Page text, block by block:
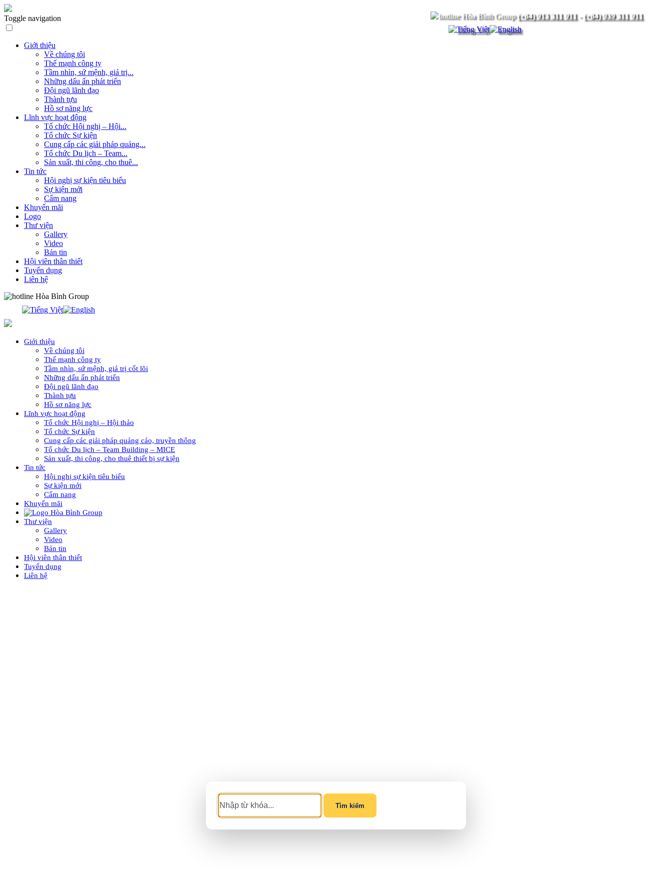
(+84) 913 311 911- (+84) 939 311 911
Toggle navigation
Giới thiệu
Về chúng tôi
Thế mạnh công ty
Tầm nhìn, sứ mệnh, giá trị...
Những dấu ấn phát triển
Đội ngũ lãnh đạo
Thành tựu
Hồ sơ năng lực
Lĩnh vực hoạt động
Tổ chức Hội nghị – Hội...
Tổ chức Sự kiện
Cung cấp các giải pháp quảng...
Tổ chức Du lịch – Team...
Sản xuất, thi công, cho thuê...
Tin tức
Hội nghị sự kiện tiêu biểu
Sự kiện mới
Cẩm nang
Khuyến mãi
Logo
Thư viện
Gallery
Video
Bản tin
Hội viên thân thiết
Tuyển dụng
Liên hệ
Giới thiệu
Về chúng tôi
Thế mạnh công ty
Tầm nhìn, sứ mệnh, giá trị cốt lõi
Những dấu ấn phát triển
Đội ngũ lãnh đạo
Thành tựu
Hồ sơ năng lực
Lĩnh vực hoạt động
Tổ chức Hội nghị – Hội thảo
Tổ chức Sự kiện
Cung cấp các giải pháp quảng cáo, truyền thông
Tổ chức Du lịch – Team Building – MICE
Sản xuất, thi công, cho thuê thiết bị sự kiện
Tin tức
Hội nghị sự kiện tiêu biểu
Sự kiện mới
Cẩm nang
Khuyến mãi
Thư viện
Gallery
Video
Bản tin
Hội viên thân thiết
Tuyển dụng
Liên hệ
Tìm kiếm